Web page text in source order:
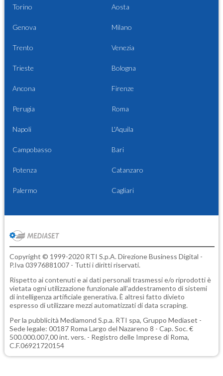
Torino Aosta
Genova Milano
Trento Venezia
Trieste Bologna
Ancona Firenze
Perugia Roma
Napoli L'Aquila
Campobasso Bari
Potenza Catanzaro
Palermo Cagliari
Copyright © 1999-2020 RTI S.p.A. Direzione Business Digital -
P.Iva 03976881007 - Tutti i diritti riservati.
Rispetto ai contenuti e ai dati personali trasmessi e/o riprodotti è
vietata ogni utilizzazione funzionale all'addestramento di sistemi
di intelligenza artificiale generativa. È altresì fatto divieto
espresso di utilizzare mezzi automatizzati di data scraping.
Per la pubblicità Mediamond S.p.a. RTI spa, Gruppo Mediaset -
Sede legale: 00187 Roma Largo del Nazareno 8 - Cap. Soc. €
500.000.007,00 int. vers. - Registro delle Imprese di Roma,
C.F.06921720154